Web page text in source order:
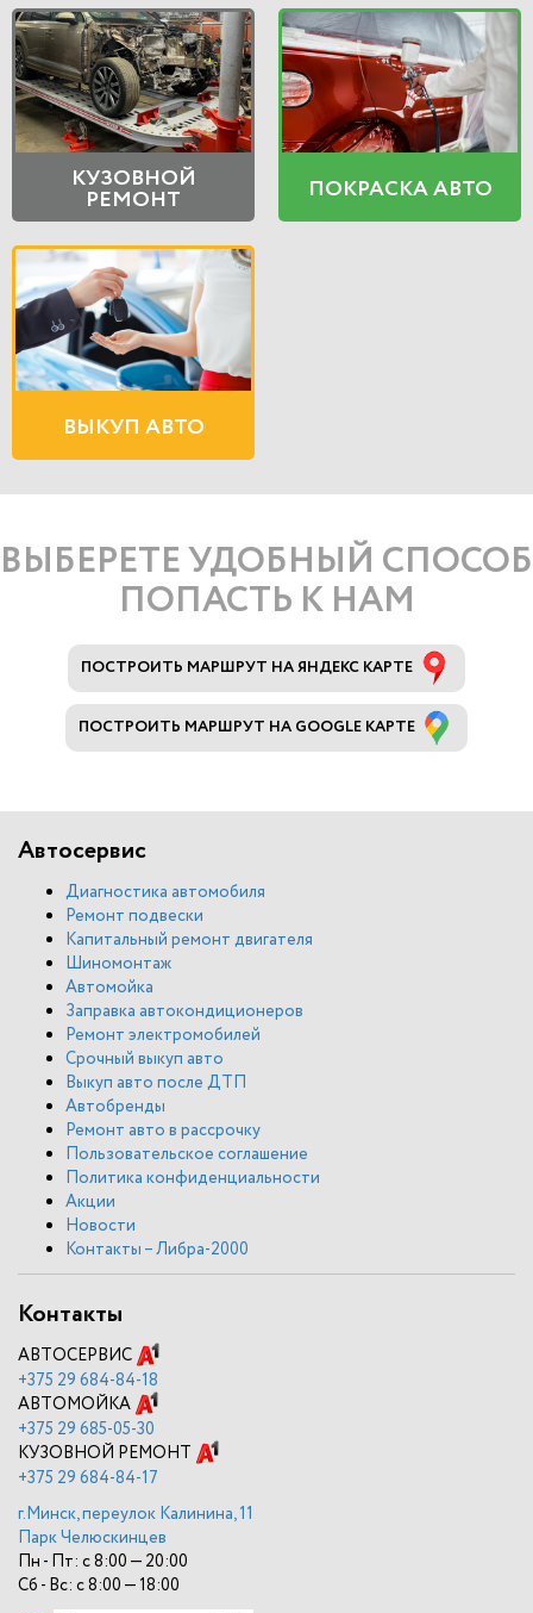
КУЗОВНОЙ
РЕМОНТ ПОКРАСКА АВТО
ВЫКУП АВТО
ВЫБЕРЕТЕ УДОБНЫЙ СПОСОБ
ПОПАСТЬ К НАМ
ПОСТРОИТЬ МАРШРУТ НА ЯНДЕКС КАРТЕ
ПОСТРОИТЬ МАРШРУТ НА GOOGLE КАРТЕ
Автосервис
Диагностика автомобиля
Ремонт подвески
Капитальный ремонт двигателя
Шиномонтаж
Автомойка
Заправка автокондиционеров
Ремонт электромобилей
Срочный выкуп авто
Выкуп авто после ДТП
Автобренды
Ремонт авто в рассрочку
Пользовательское соглашение
Политика конфиденциальности
Акции
Новости
Контакты – Либра-2000
Контакты
АВТОСЕРВИС
+375 29 684-84-18
АВТОМОЙКА
+375 29 685-05-30
КУЗОВНОЙ РЕМОНТ
+375 29 684-84-17
г.Минск, переулок Калинина, 11
Парк Челюскинцев
Пн - Пт: с 8:00 — 20:00
Сб - Вс: с 8:00 — 18:00